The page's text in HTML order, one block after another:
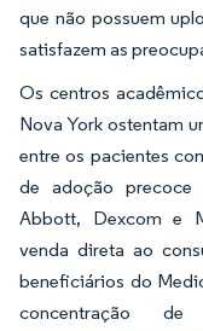
que não possuem
satisfazem as
Os centros
Nova York ostentam
entre os pacientes
de adoção precoce
Abbott, Dexcom e
venda direta ao
beneficiários do
concentração de